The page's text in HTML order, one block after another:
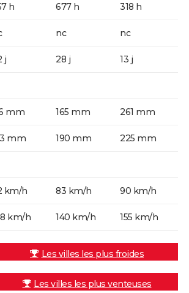
h 677 h 318 h
nc nc
j 28 j 13 j
mm 165 mm 261 mm
mm 190 mm 225 mm
km/h 83 km/h 90 km/h
km/h 140 km/h 155 km/h
Les villes les plus froides
Les villes les plus venteuses